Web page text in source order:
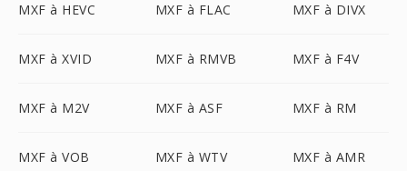
MXF à HEVC MXF à FLAC MXF à DIVX
MXF à XVID MXF à RMVB MXF à F4V
MXF à M2V MXF à ASF MXF à RM
MXF à VOB MXF à WTV MXF à AMR